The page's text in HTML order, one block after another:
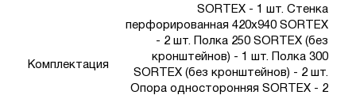
Комплектация
SORTEX - 1 шт. Стенка
перфорированная 420х940 SORTEX
- 2 шт. Полка 250 SORTEX (без
кронштейнов) - 1 шт. Полка 300
SORTEX (без кронштейнов) - 2 шт.
Опора односторонняя SORTEX - 2